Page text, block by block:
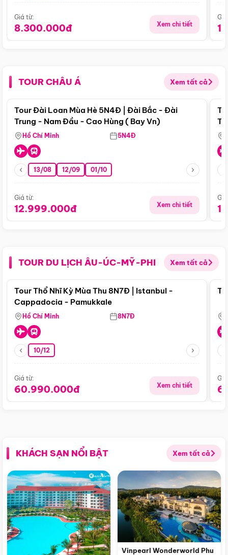
Giá từ:
8.300.000đ Xem chi tiết
TOUR CHÂU Á Xem tất cả
Điểm nổi bật
Tour Đài Loan Mùa Hè 5N4Đ | Đài Bắc - Đài
Trung - Nam Đầu - Cao Hùng ( Bay Vn)
Hồ Chí Minh 5N4Đ
13/08 12/09 01/10
Giá từ:
12.999.000đ Xem chi tiết
TOUR DU LỊCH ÂU-ÚC-MỸ-PHI Xem tất cả
Điểm nổi bật
Tour Thổ Nhĩ Kỳ Mùa Thu 8N7Đ | Istanbul -
Cappadocia - Pamukkale
Hồ Chí Minh 8N7Đ
10/12
Giá từ:
60.990.000đ Xem chi tiết
KHÁCH SẠN NỔI BẬT Xem tất cả
Vinpearl Wonderworld Phu